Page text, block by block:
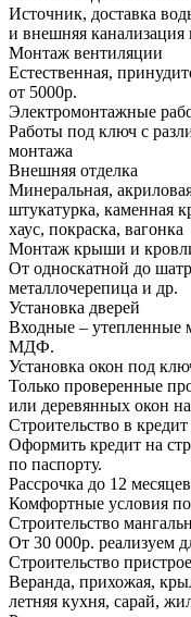
Источник, доставка
и внешняя канализация
Монтаж вентиляции
Естественная,
от 5000р.
Электромонтажные
Работы под ключ с
монтажа
Внешняя отделка
Минеральная,
штукатурка, каменная
хаус, покраска, вагонка
Монтаж крыши и
От односкатной до
металлочерепица и др.
Установка дверей
Входные – утепленные
МДФ.
Установка окон под
Только проверенные
или деревянных окон
Строительство в кредит
Оформить кредит на
по паспорту.
Рассрочка до 12 месяцев
Комфортные условия по
Строительство
От 30 000р. реализуем
Строительство
Веранда, прихожая,
летняя кухня, сарай,